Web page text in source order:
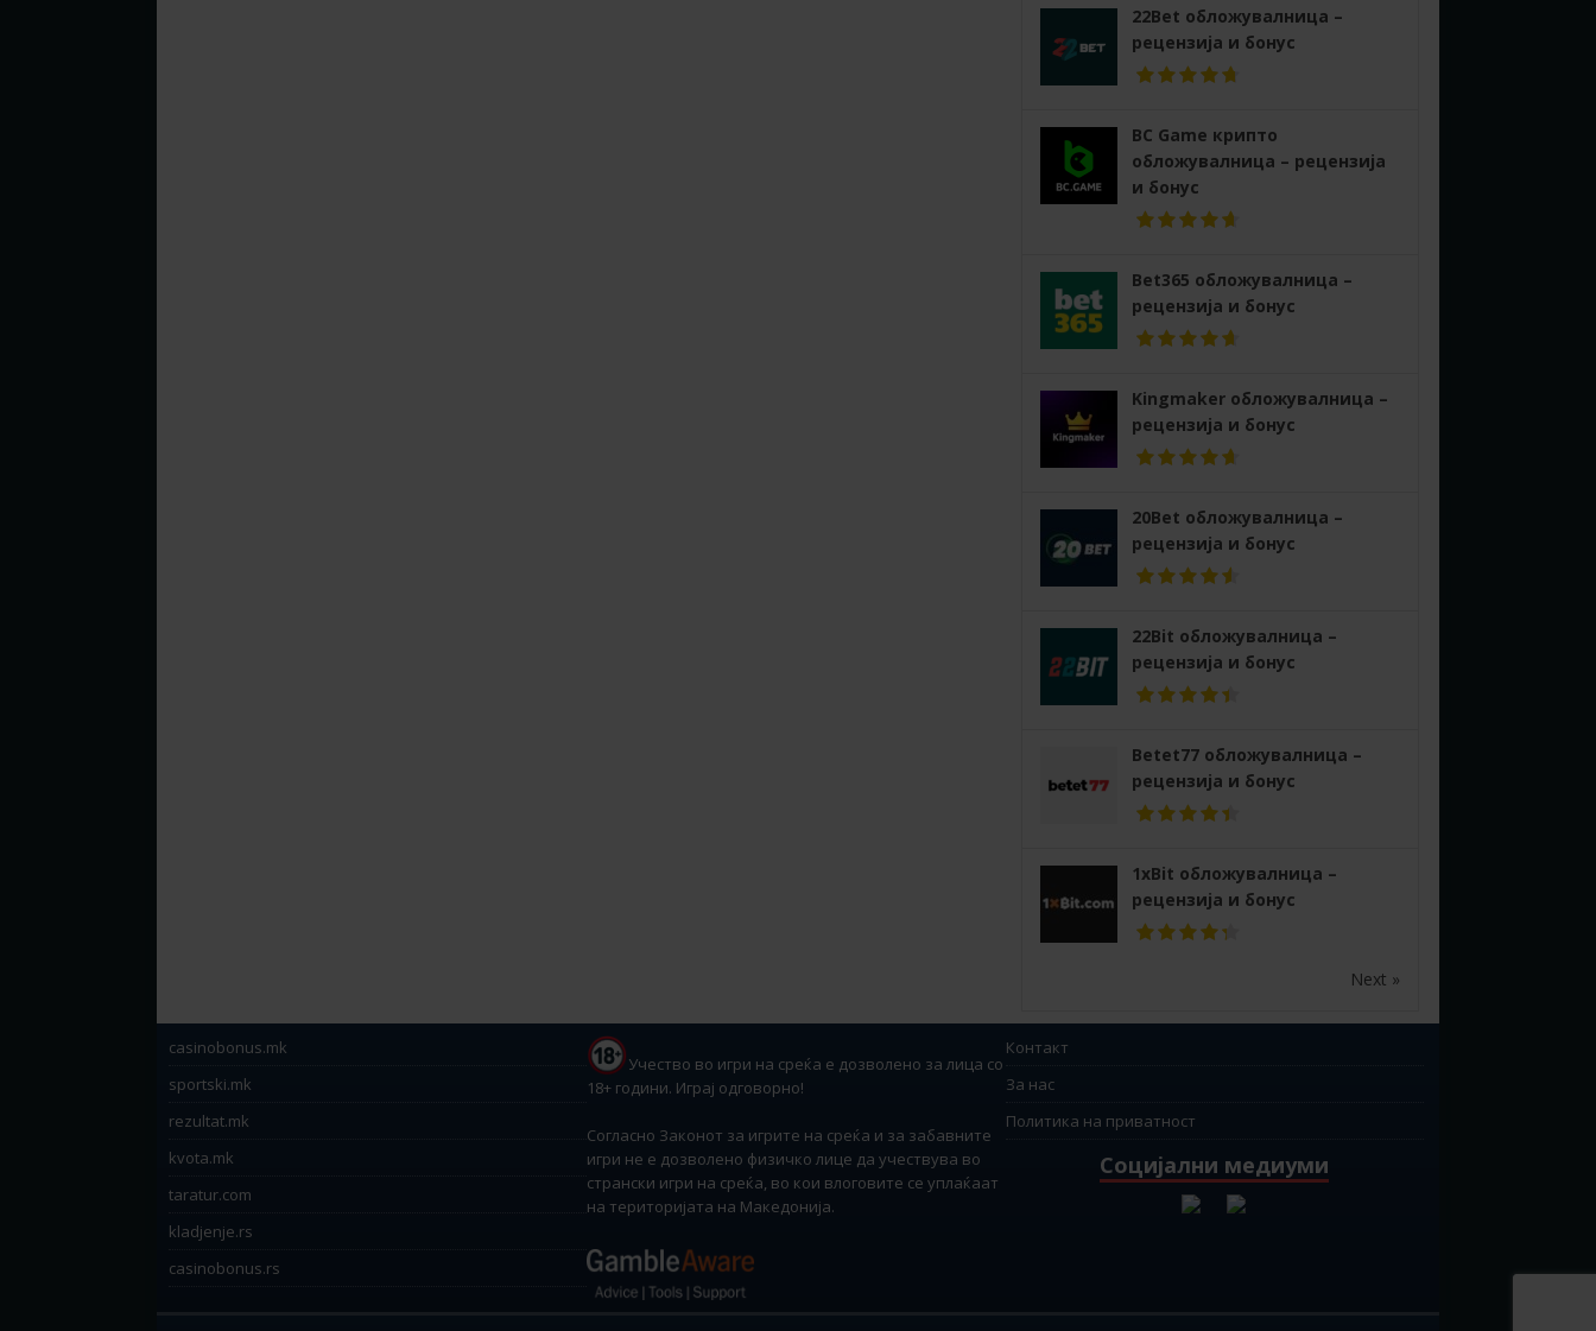
22Bet обложувалница –
рецензија и бонус
BC Game крипто
обложувалница – рецензија
и бонус
Bet365 обложувалница –
рецензија и бонус
Kingmaker обложувалница –
рецензија и бонус
20Bet обложувалница –
рецензија и бонус
22Bit обложувалница –
рецензија и бонус
Betet77 обложувалница –
рецензија и бонус
1xBit обложувалница –
рецензија и бонус
Next »
casinobonus.mk
sportski.mk
rezultat.mk
kvota.mk
taratur.com
kladjenje.rs
casinobonus.rs
Учество во игри на среќа е дозволено за лица со
18+ години. Играј одговорно!
Согласно Законот за игрите на среќа и за забавните
игри не е дозволено физичко лице да учествува во
странски игри на среќа, во кои влоговите се уплаќаат
на територијата на Македонија.
Контакт
За нас
Политика на приватност
Социјални медиуми